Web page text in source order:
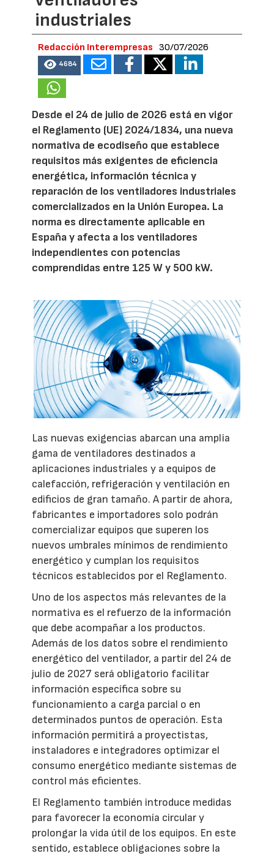
industriales
Redacción Interempresas 30/07/2026
4684
Desde el 24 de julio de 2026 está en vigor
el Reglamento (UE) 2024/1834, una nueva
normativa de ecodiseño que establece
requisitos más exigentes de eficiencia
energética, información técnica y
reparación de los ventiladores industriales
comercializados en la Unión Europea. La
norma es directamente aplicable en
España y afecta a los ventiladores
independientes con potencias
comprendidas entre 125 W y 500 kW.
Las nuevas exigencias abarcan una amplia
gama de ventiladores destinados a
aplicaciones industriales y a equipos de
calefacción, refrigeración y ventilación en
edificios de gran tamaño. A partir de ahora,
fabricantes e importadores solo podrán
comercializar equipos que superen los
nuevos umbrales mínimos de rendimiento
energético y cumplan los requisitos
técnicos establecidos por el Reglamento.
Uno de los aspectos más relevantes de la
normativa es el refuerzo de la información
que debe acompañar a los productos.
Además de los datos sobre el rendimiento
energético del ventilador, a partir del 24 de
julio de 2027 será obligatorio facilitar
información específica sobre su
funcionamiento a carga parcial o en
determinados puntos de operación. Esta
información permitirá a proyectistas,
instaladores e integradores optimizar el
consumo energético mediante sistemas de
control más eficientes.
El Reglamento también introduce medidas
para favorecer la economía circular y
prolongar la vida útil de los equipos. En este
sentido, establece obligaciones sobre la